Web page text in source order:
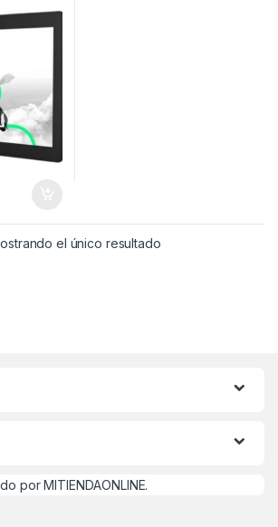
el único resultado
por MITIENDAONLINE.